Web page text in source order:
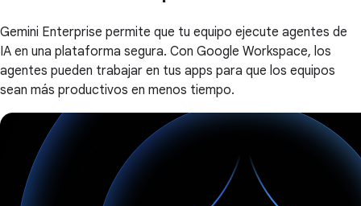
Gemini Enterprise permite que tu equipo ejecute agentes de
IA en una plataforma segura. Con Google Workspace, los
agentes pueden trabajar en tus apps para que los equipos
sean más productivos en menos tiempo.